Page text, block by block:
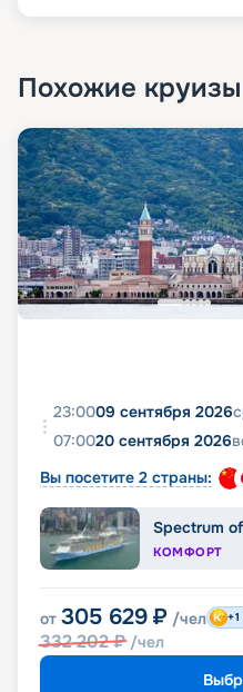
Похожие круизы
23:0009 сентября 2026
07:0020 сентября 2026
Вы посетите 2 страны:
Spectrum
КОМФОРТ
от 305 629 ₽ /чел
332 202₽ /чел